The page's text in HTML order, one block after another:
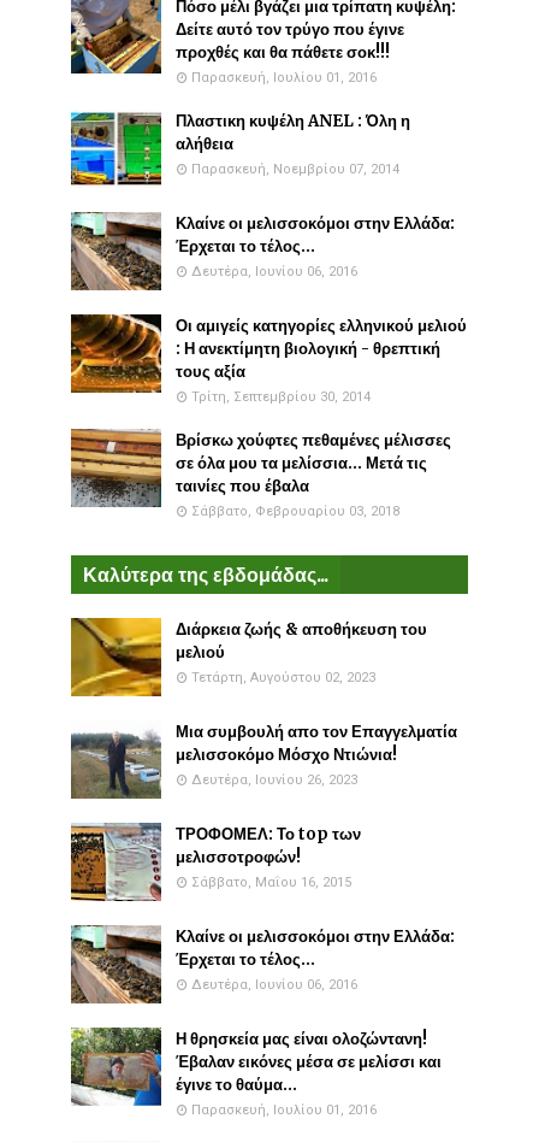
Πόσο μέλι βγάζει μια τρίπατη κυψέλη:
Δείτε αυτό τον τρύγο που έγινε
προχθές και θα πάθετε σοκ!!!
Παρασκευή, Ιουλίου 01, 2016
Πλαστικη κυψέλη ANEL : Όλη η
αλήθεια
Παρασκευή, Νοεμβρίου 07, 2014
Κλαίνε οι μελισσοκόμοι στην Ελλάδα:
Έρχεται το τέλος...
Δευτέρα, Ιουνίου 06, 2016
Οι αμιγείς κατηγορίες ελληνικού μελιού
: Η ανεκτίμητη βιολογική - θρεπτική
τους αξία
Τρίτη, Σεπτεμβρίου 30, 2014
Βρίσκω χούφτες πεθαμένες μέλισσες
σε όλα μου τα μελίσσια... Μετά τις
ταινίες που έβαλα
Σάββατο, Φεβρουαρίου 03, 2018
Καλύτερα της εβδομάδας...
Διάρκεια ζωής & αποθήκευση του
μελιού
Τετάρτη, Αυγούστου 02, 2023
Μια συμβουλή απο τον Επαγγελματία
μελισσοκόμο Μόσχο Ντιώνια!
Δευτέρα, Ιουνίου 26, 2023
ΤΡΟΦΟΜΕΛ: Το top των
μελισσοτροφών!
Σάββατο, Μαΐου 16, 2015
Κλαίνε οι μελισσοκόμοι στην Ελλάδα:
Έρχεται το τέλος...
Δευτέρα, Ιουνίου 06, 2016
Η θρησκεία μας είναι ολοζώντανη!
Έβαλαν εικόνες μέσα σε μελίσσι και
έγινε το θαύμα...
Παρασκευή, Ιουλίου 01, 2016